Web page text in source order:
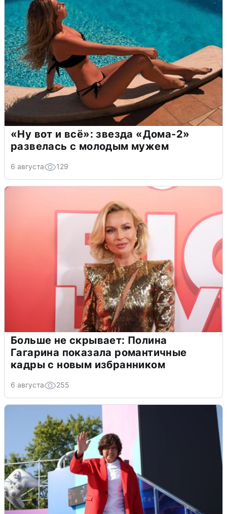
«Ну вот и всё»: звезда «Дома-2»
развелась с молодым мужем
6 августа 129
Больше не скрывает: Полина
Гагарина показала романтичные
кадры с новым избранником
6 августа 255